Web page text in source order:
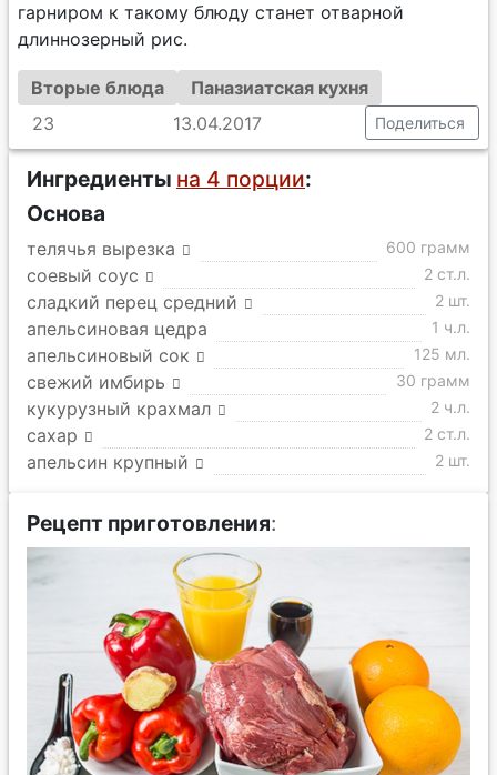
гарниром к такому блюду станет отварной
длиннозерный рис.
Вторые блюда
Паназиатская кухня
23
13.04.2017 Поделиться
Ингредиенты на 4 порции:
Основа
телячья вырезка 600 грамм
соевый соус 2 ст.л.
сладкий перец средний 2 шт.
апельсиновая цедра 1 ч.л.
апельсиновый сок 125 мл.
свежий имбирь 30 грамм
кукурузный крахмал 2 ч.л.
сахар 2 ст.л.
апельсин крупный 2 шт.
Рецепт приготовления: